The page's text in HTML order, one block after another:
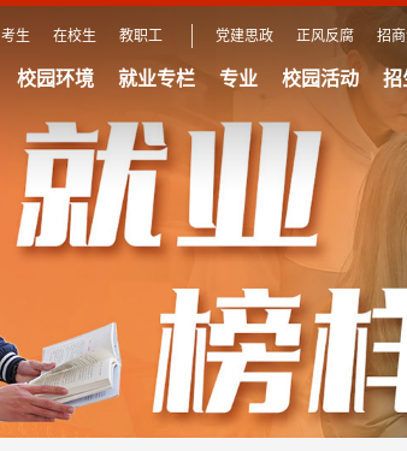
考生 在校生 教职工 党建思政 正风反腐 招
校园环境 就业专栏 专业 校园活动 招